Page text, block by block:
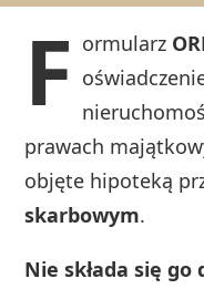
F ormularz
prawach
objęte hipoteką
skarbowym.
Nie składa się